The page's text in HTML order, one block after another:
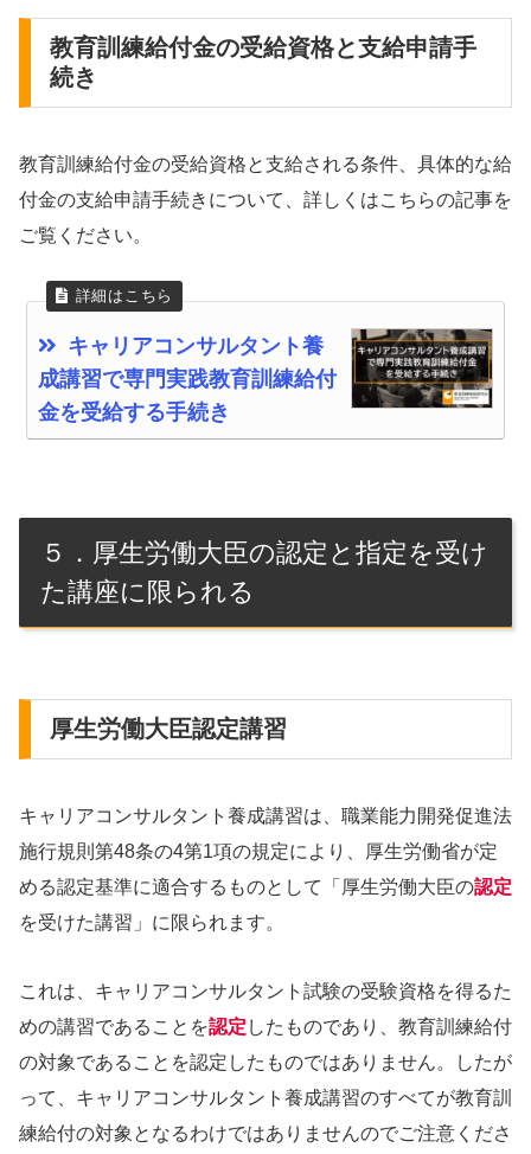
教育訓練給付金の受給資格と支給申請手
続き
教育訓練給付金の受給資格と支給される条件、具体的な給
付金の支給申請手続きについて、詳しくはこちらの記事を
ご覧ください。
キャリアコンサルタント養
成講習で専門実践教育訓練給付
金を受給する手続き
５．厚生労働大臣の認定と指定を受け
た講座に限られる
厚生労働大臣認定講習
キャリアコンサルタント養成講習は、職業能力開発促進法
施行規則第48条の4第1項の規定により、厚生労働省が定
める認定基準に適合するものとして「厚生労働大臣の認定
を受けた講習」に限られます。
これは、キャリアコンサルタント試験の受験資格を得るた
めの講習であることを認定 したものであり、教育訓練給付
の対象であることを認定したものではありません。したが
って、キャリアコンサルタント養成講習のすべてが教育訓
練給付の対象となるわけではありませんのでご注意くださ